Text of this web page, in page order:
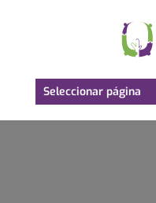
Seleccionar página